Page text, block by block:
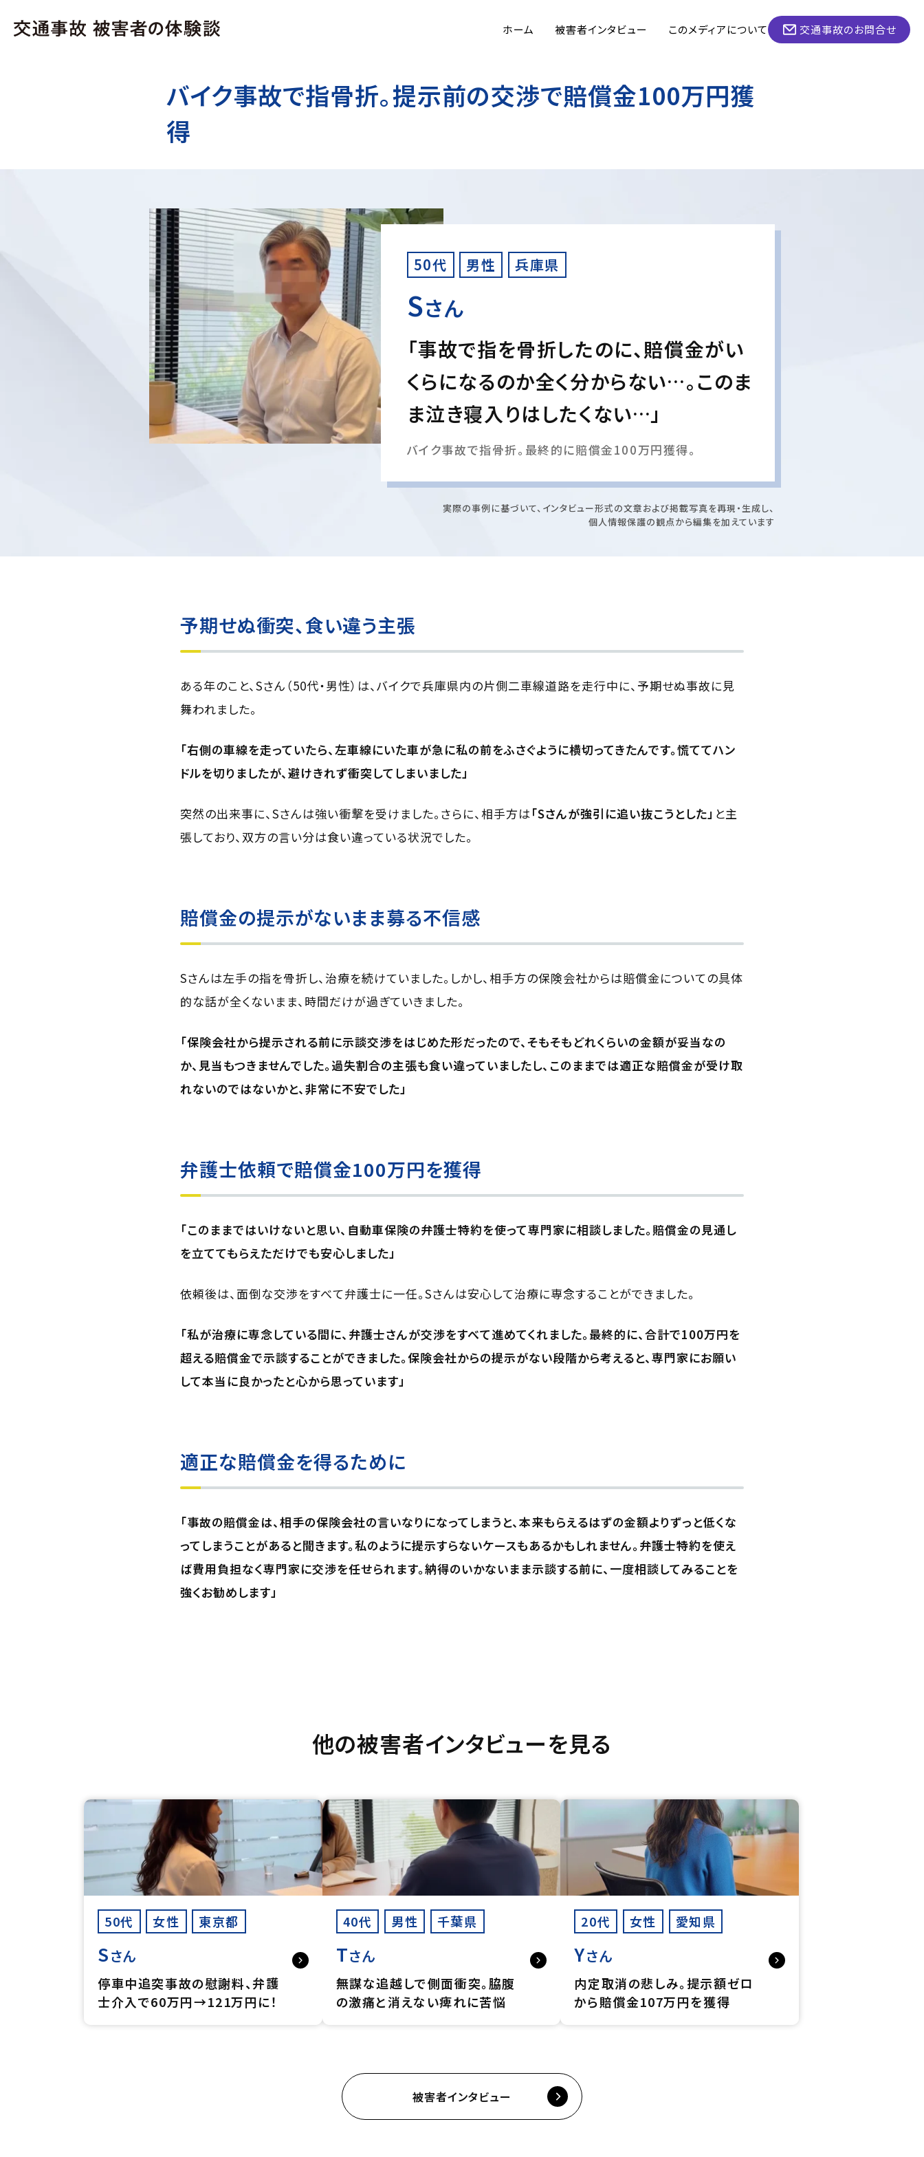
ホーム 被害者インタビュー このメディアについて 交通事故のお問合せ
バイク事故で指骨折。提示前の交渉で賠償金100万円獲
得
50代 男性 兵庫県
Sさん
「事故で指を骨折したのに、賠償金がい
くらになるのか全く分からない…。このま
ま泣き寝入りはしたくない…」
バイク事故で指骨折。最終的に賠償金100万円獲得。
実際の事例に基づいて、インタビュー形式の文章および掲載写真を再現・生成し、
個人情報保護の観点から編集を加えています
予期せぬ衝突、食い違う主張
ある年のこと、Sさん（50代・男性）は、バイクで兵庫県内の片側二車線道路を走行中に、予期せぬ事故に見
舞われました。
「右側の車線を走っていたら、左車線にいた車が急に私の前をふさぐように横切ってきたんです。慌ててハン
ドルを切りましたが、避けきれず衝突してしまいました」
突然の出来事に、Sさんは強い衝撃を受けました。さらに、相手方は「Sさんが強引に追い抜こうとした」 と主
張しており、双方の言い分は食い違っている状況でした。
賠償金の提示がないまま募る不信感
Sさんは左手の指を骨折し、治療を続けていました。しかし、相手方の保険会社からは賠償金についての具体
的な話が全くないまま、時間だけが過ぎていきました。
「保険会社から提示される前に示談交渉をはじめた形だったので、そもそもどれくらいの金額が妥当なの
か、見当もつきませんでした。過失割合の主張も食い違っていましたし、このままでは適正な賠償金が受け取
れないのではないかと、非常に不安でした」
弁護士依頼で賠償金100万円を獲得
「このままではいけないと思い、自動車保険の弁護士特約を使って専門家に相談しました。賠償金の見通し
を立ててもらえただけでも安心しました」
依頼後は、面倒な交渉をすべて弁護士に一任。Sさんは安心して治療に専念することができました。
「私が治療に専念している間に、弁護士さんが交渉をすべて進めてくれました。最終的に、合計で100万円を
超える賠償金で示談することができました。保険会社からの提示がない段階から考えると、専門家にお願い
して本当に良かったと心から思っています」
適正な賠償金を得るために
「事故の賠償金は、相手の保険会社の言いなりになってしまうと、本来もらえるはずの金額よりずっと低くな
ってしまうことがあると聞きます。私のように提示すらないケースもあるかもしれません。弁護士特約を使え
ば費用負担なく専門家に交渉を任せられます。納得のいかないまま示談する前に、一度相談してみることを
強くお勧めします」
他の被害者インタビューを見る
50代 女性 東京都
Sさん
停車中追突事故の慰謝料、弁護
士介入で60万円→121万円に！
40代 男性 千葉県
Tさん
無謀な追越しで側面衝突。脇腹
の激痛と消えない痺れに苦悩
20代 女性 愛知県
Yさん
内定取消の悲しみ。提示額ゼロ
から賠償金107万円を獲得
被害者インタビュー